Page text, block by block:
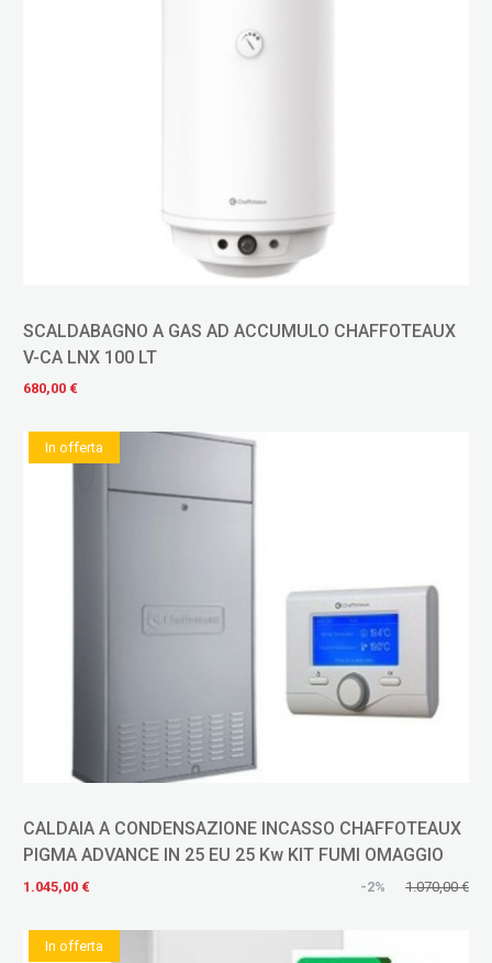
SCALDABAGNO A GAS AD ACCUMULO CHAFFOTEAUX
V-CA LNX 100 LT
680,00 €
In offerta
CALDAIA A CONDENSAZIONE INCASSO CHAFFOTEAUX
PIGMA ADVANCE IN 25 EU 25 Kw KIT FUMI OMAGGIO
1.045,00 € -2% 1.070,00 €
In offerta